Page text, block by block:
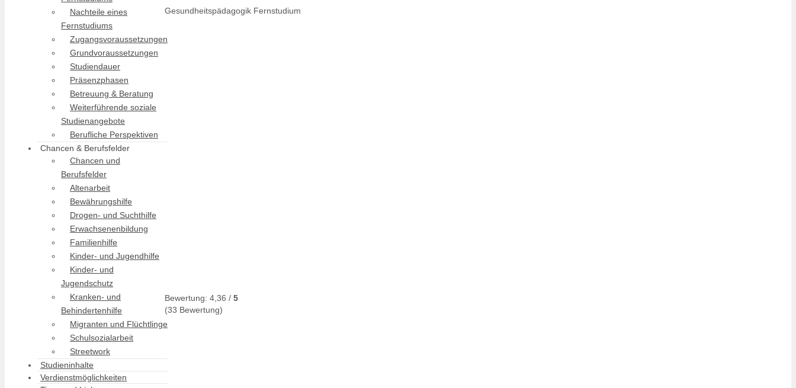
Gesundheitspädagogik Fernstudium
Bewertung: 4,36 / 5
(33 Bewertung)
Nachteile eines
Fernstudiums
Zugangsvoraussetzungen
Grundvoraussetzungen
Studiendauer
Präsenzphasen
Betreuung & Beratung
Weiterführende soziale
Studienangebote
Berufliche Perspektiven
Chancen & Berufsfelder
Chancen und
Berufsfelder
Altenarbeit
Bewährungshilfe
Drogen- und Suchthilfe
Erwachsenenbildung
Familienhilfe
Kinder- und Jugendhilfe
Kinder- und
Jugendschutz
Kranken- und
Behindertenhilfe
Migranten und Flüchtlinge
Schulsozialarbeit
Streetwork
Studieninhalte
Verdienstmöglichkeiten